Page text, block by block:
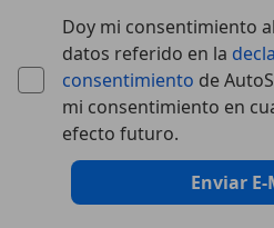
Doy mi consentimiento
datos referido en la
consentimiento de
mi consentimiento en
efecto futuro.
Enviar